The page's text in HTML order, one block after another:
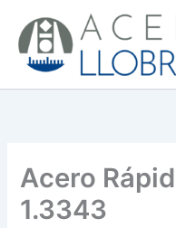
contenido
Acero
1.3343